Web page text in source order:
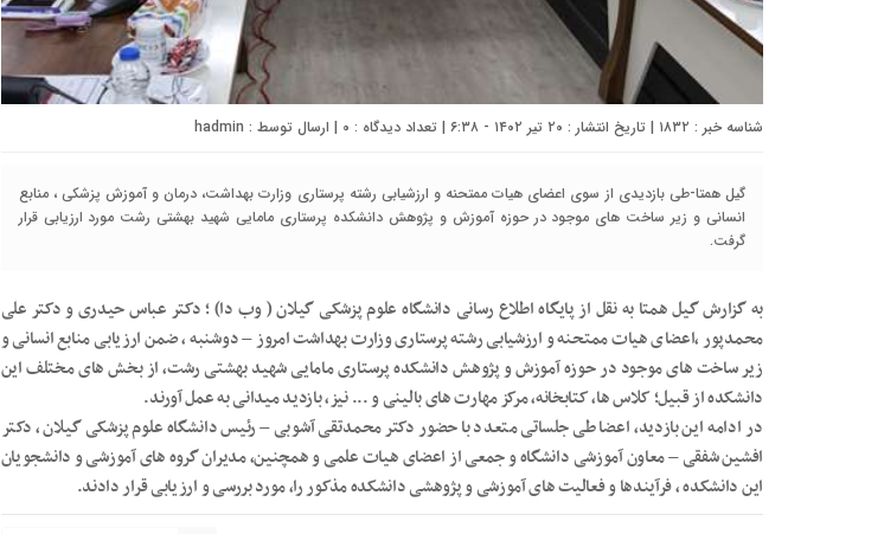
شناسه خبر : ۱۸۳۲ | تاریخ انتشار : ۲۰ تیر ۱۴۰۲ - ۶:۳۸ | تعداد دیدگاه : ۰ | ارسال توسط : hadmin
گیل همتا-طی بازدیدی از سوی اعضای هیات ممتحنه و ارزشیابی رشته پرستاری وزارت بهداشت، درمان و آموزش پزشکی ، منابع
انسانی و زیر ساخت های موجود در حوزه آموزش و پژوهش دانشکده پرستاری مامایی شهید بهشتی رشت مورد ارزیابی قرار
گرفت.
به گزارش گیل همتا به نقل از پایگاه اطلاع رسانی دانشگاه علوم پزشکی گیلان ( وب دا) ؛ دکتر عباس حیدری و دکتر علی
محمدپور ،اعضای هیات ممتحنه و ارزشیابی رشته پرستاری وزارت بهداشت امروز – دوشنبه ، ضمن ارزیابی منابع انسانی و
زیر ساخت های موجود در حوزه آموزش و پژوهش دانشکده پرستاری مامایی شهید بهشتی رشت، از بخش های مختلف این
دانشکده از قبیل؛ کلاس ها، کتابخانه، مرکز مهارت های بالینی و .‌‌.. نیز، بازدید میدانی به عمل آورند.
در ادامه این بازدید، اعضا طی جلساتی متعدد با حضور دکتر محمدتقی آشوبی – رئیس دانشگاه علوم پزشکی گیلان ، دکتر
افشین شفقی – معاون آموزشی دانشگاه و جمعی از اعضای هیات علمی و همچنین، مدیران گروه های آموزشی و دانشجویان
این دانشکده ، فرآیندها و فعالیت های آموزشی و پژوهشی دانشکده مذکور را، مورد بررسی و ارزیابی قرار دادند.